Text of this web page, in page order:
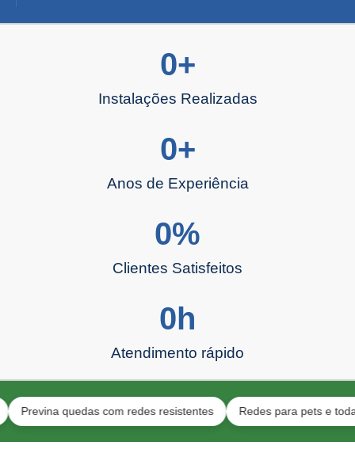
Instalações Realizadas
0+
Anos de Experiência
0+
Clientes Satisfeitos
0%
Atendimento rápido
0h
quedas com redes resistentes Redes para pets e toda a